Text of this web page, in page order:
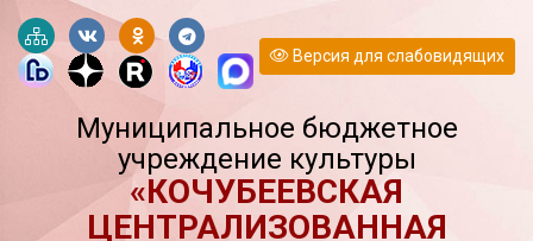
Версия для слабовидящих
Муниципальное бюджетное
учреждение культуры
«КОЧУБЕЕВСКАЯ
ЦЕНТРАЛИЗОВАННАЯ